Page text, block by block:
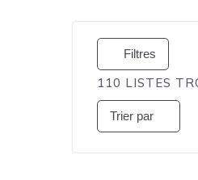
Filtres
110 LISTES
Trier par